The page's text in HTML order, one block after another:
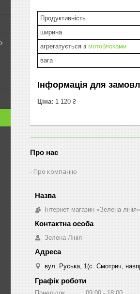
Продуктивність
ширина
агрегатується з мотоблоками
вага
Інформація для
Ціна: 1 120 ₴
Про нас
Про компанію
Інтернет-магазин «Зелена лінія»
Зелена Лінія
вул. Руська, 1(с. Смотрич,
Графік роботи